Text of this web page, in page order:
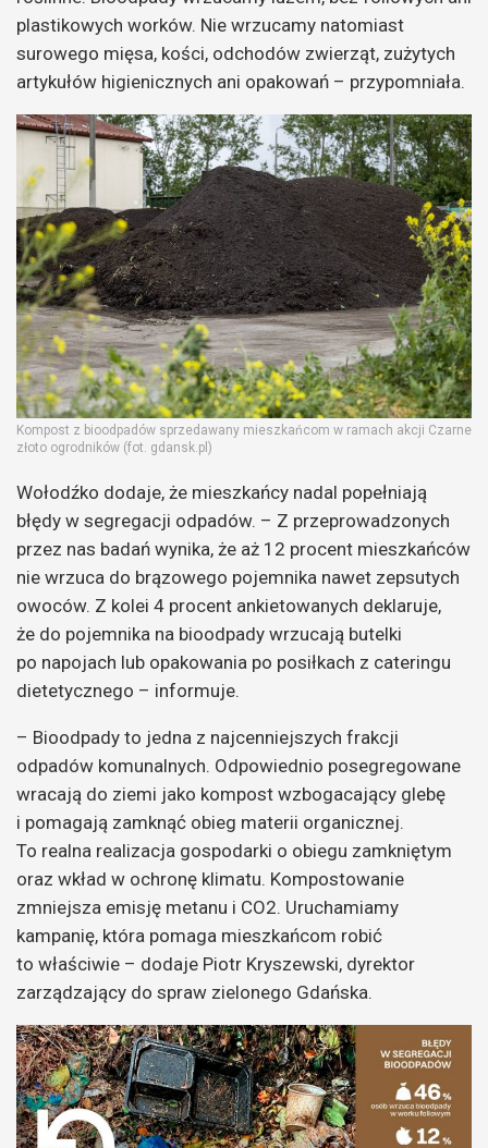
plastikowych worków. Nie wrzucamy natomiast
surowego mięsa, kości, odchodów zwierząt, zużytych
artykułów higienicznych ani opakowań – przypomniała.
Kompost z bioodpadów sprzedawany mieszkańcom w ramach akcji Czarne
złoto ogrodników (fot. gdansk.pl)
Wołodźko dodaje, że mieszkańcy nadal popełniają
błędy w segregacji odpadów. – Z przeprowadzonych
przez nas badań wynika, że aż 12 procent mieszkańców
nie wrzuca do brązowego pojemnika nawet zepsutych
owoców. Z kolei 4 procent ankietowanych deklaruje,
że do pojemnika na bioodpady wrzucają butelki
po napojach lub opakowania po posiłkach z cateringu
dietetycznego – informuje.
– Bioodpady to jedna z najcenniejszych frakcji
odpadów komunalnych. Odpowiednio posegregowane
wracają do ziemi jako kompost wzbogacający glebę
i pomagają zamknąć obieg materii organicznej.
To realna realizacja gospodarki o obiegu zamkniętym
oraz wkład w ochronę klimatu. Kompostowanie
zmniejsza emisję metanu i CO2. Uruchamiamy
kampanię, która pomaga mieszkańcom robić
to właściwie – dodaje Piotr Kryszewski, dyrektor
zarządzający do spraw zielonego Gdańska.